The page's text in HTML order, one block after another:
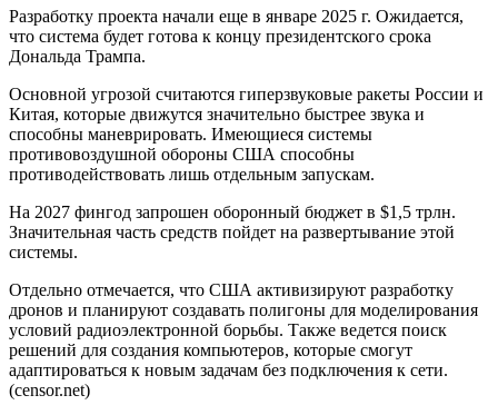
Разработку проекта начали еще в январе 2025 г. Ожидается,
что система будет готова к концу президентского срока
Дональда Трампа.
Основной угрозой считаются гиперзвуковые ракеты России и
Китая, которые движутся значительно быстрее звука и
способны маневрировать. Имеющиеся системы
противовоздушной обороны США способны
противодействовать лишь отдельным запускам.
На 2027 фингод запрошен оборонный бюджет в $1,5 трлн.
Значительная часть средств пойдет на развертывание этой
системы.
Отдельно отмечается, что США активизируют разработку
дронов и планируют создавать полигоны для моделирования
условий радиоэлектронной борьбы. Также ведется поиск
решений для создания компьютеров, которые смогут
адаптироваться к новым задачам без подключения к сети.
(censor.net)